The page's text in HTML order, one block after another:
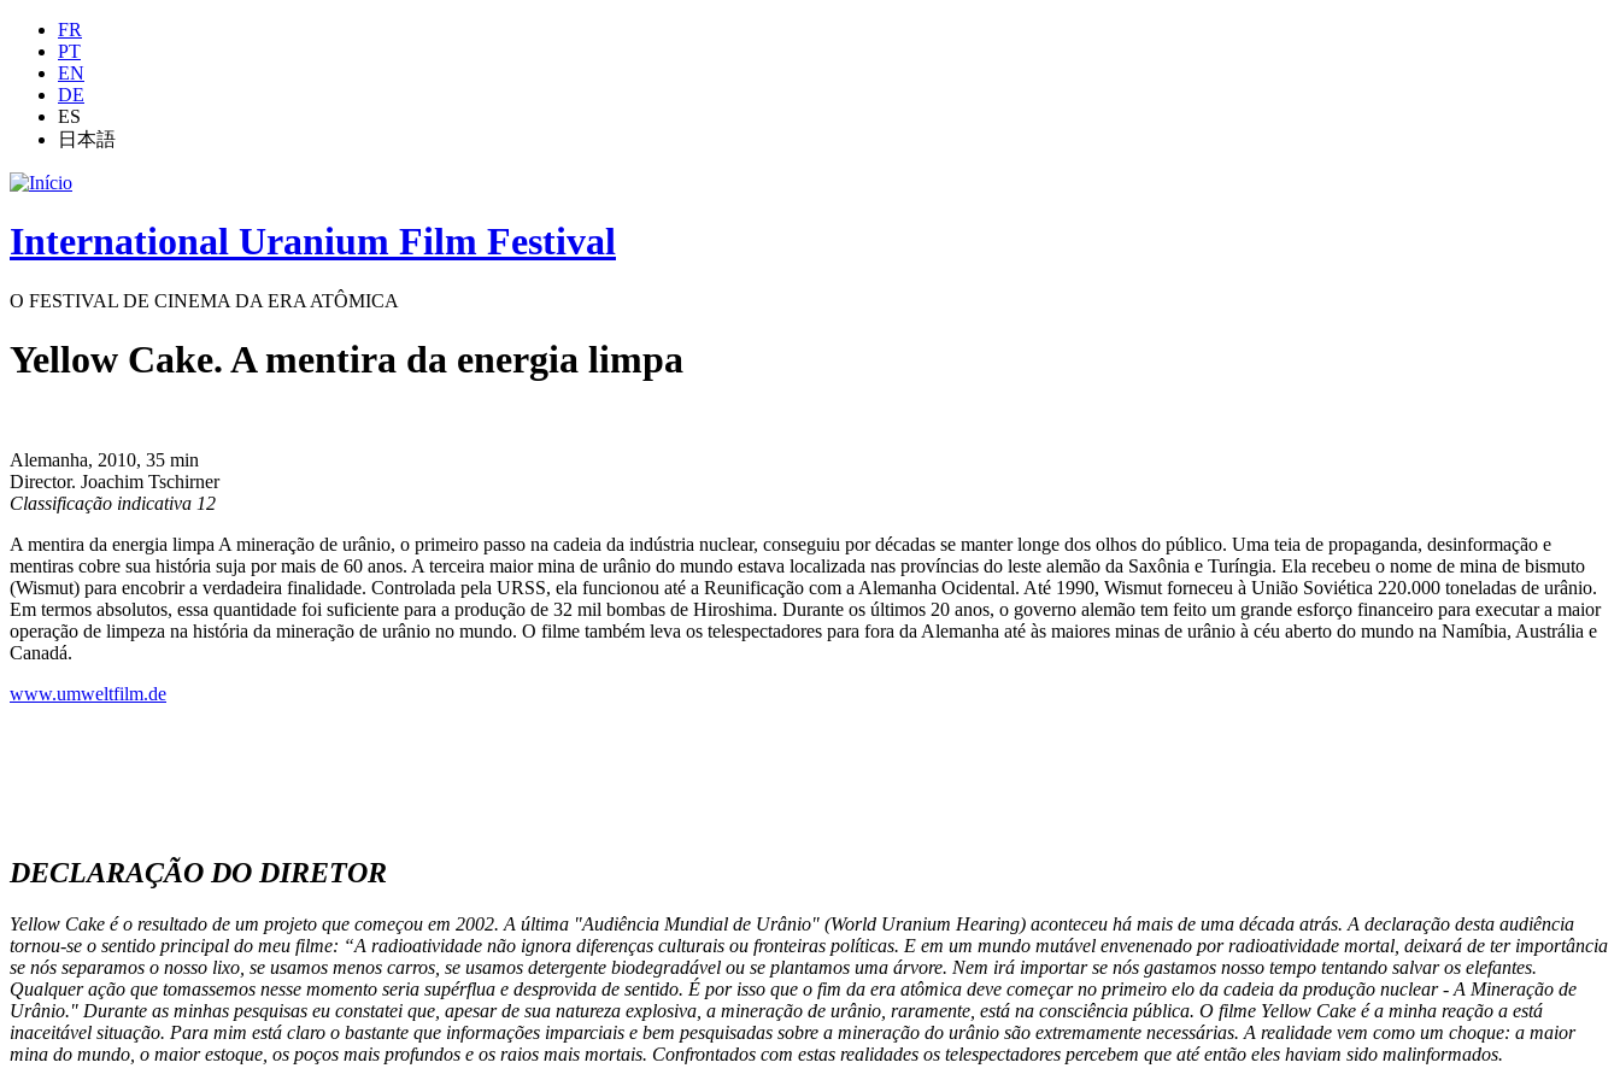
Jump to navigation
FR
PT
EN
DE
ES
日本語
International Uranium Film Festival
O FESTIVAL DE CINEMA DA ERA ATÔMICA
Yellow Cake. A mentira da energia limpa
Alemanha, 2010, 35 min
Director. Joachim Tschirner
Classificação indicativa 12
A mentira da energia limpa A mineração de urânio, o primeiro passo na cadeia da indústria nuclear, conseguiu por décadas se manter longe dos olhos do público. Uma teia de propaganda, desinformação e
mentiras cobre sua história suja por mais de 60 anos. A terceira maior mina de urânio do mundo estava localizada nas províncias do leste alemão da Saxônia e Turíngia. Ela recebeu o nome de mina de bismuto
(Wismut) para encobrir a verdadeira finalidade. Controlada pela URSS, ela funcionou até a Reunificação com a Alemanha Ocidental. Até 1990, Wismut forneceu à União Soviética 220.000 toneladas de urânio.
Em termos absolutos, essa quantidade foi suficiente para a produção de 32 mil bombas de Hiroshima. Durante os últimos 20 anos, o governo alemão tem feito um grande esforço financeiro para executar a maior
operação de limpeza na história da mineração de urânio no mundo. O filme também leva os telespectadores para fora da Alemanha até às maiores minas de urânio à céu aberto do mundo na Namíbia, Austrália e
Canadá.
www.umweltfilm.de
DECLARAÇÃO DO DIRETOR
Yellow Cake é o resultado de um projeto que começou em 2002. A última "Audiência Mundial de Urânio" (World Uranium Hearing) aconteceu há mais de uma década atrás. A declaração desta audiência
tornou-se o sentido principal do meu filme: “A radioatividade não ignora diferenças culturais ou fronteiras políticas. E em um mundo mutável envenenado por radioatividade mortal, deixará de ter importância
se nós separamos o nosso lixo, se usamos menos carros, se usamos detergente biodegradável ou se plantamos uma árvore. Nem irá importar se nós gastamos nosso tempo tentando salvar os elefantes.
Qualquer ação que tomassemos nesse momento seria supérflua e desprovida de sentido. É por isso que o fim da era atômica deve começar no primeiro elo da cadeia da produção nuclear - A Mineração de
Urânio." Durante as minhas pesquisas eu constatei que, apesar de sua natureza explosiva, a mineração de urânio, raramente, está na consciência pública. O filme Yellow Cake é a minha reação a está
inaceitável situação. Para mim está claro o bastante que informações imparciais e bem pesquisadas sobre a mineração do urânio são extremamente necessárias. A realidade vem como um choque: a maior
mina do mundo, o maior estoque, os poços mais profundos e os raios mais mortais. Confrontados com estas realidades os telespectadores percebem que até então eles haviam sido malinformados.